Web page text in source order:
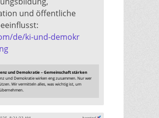
und öffentliche
de/ki-und-demokr
und Demokratie – Gemeinschaft stärken
und Demokratie wirken eng zusammen. Nur wer
Wir vermitteln alles, was wichtig ist, um